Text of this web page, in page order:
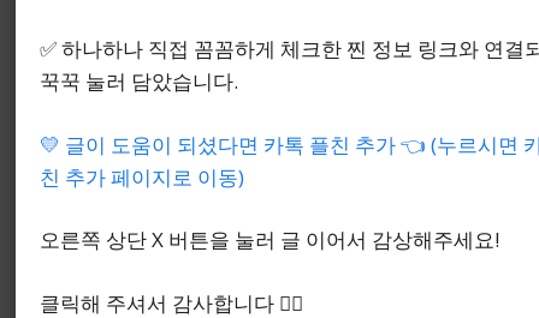
출국 전 준비 항목 한눈에 확인
8. 하나 트래블로그 카드 라운
지 FAQ
✅ 하나하나 직접 꼼꼼하게 체크한 찐 정보 링크와 연결
꾹꾹 눌러 담았습니다.
💛 글이 도움이 되셨다면 카톡 플친 추가 👈 (누르시면
친 추가 페이지로 이동)
오른쪽 상단 X 버튼을 눌러 글 이어서 감상해주세요!
클릭해 주셔서 감사합니다 🙇‍♂️